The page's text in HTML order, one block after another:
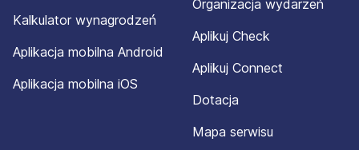
Kalkulator wynagrodzeń
Aplikacja mobilna Android
Aplikacja mobilna iOS
Organizacja wydarzeń
Aplikuj Check
Aplikuj Connect
Dotacja
Mapa serwisu